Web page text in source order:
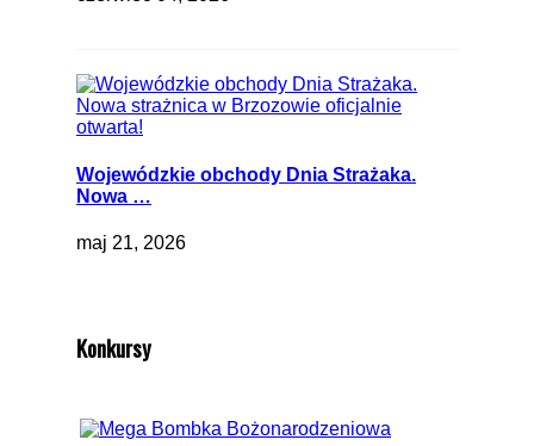
Wojewódzkie obchody Dnia Strażaka.
Nowa …
maj 21, 2026
Konkursy